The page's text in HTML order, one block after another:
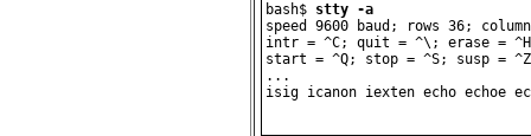
bash$ stty -a
speed 9600 baud; rows 36;
intr = ^C; quit = ^\; erase =
start = ^Q; stop = ^S; susp =
...
isig icanon iexten echo echoe